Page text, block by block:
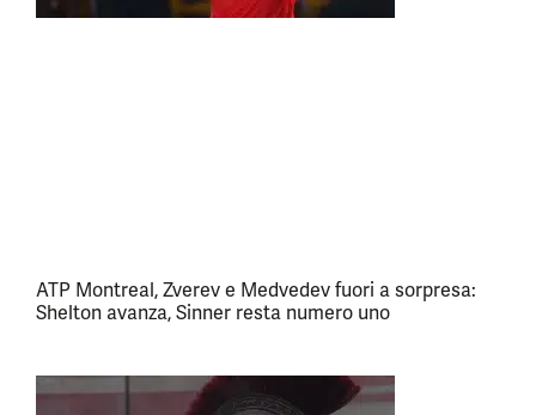
ATP Montreal, Zverev e Medvedev fuori a sorpresa:
Shelton avanza, Sinner resta numero uno